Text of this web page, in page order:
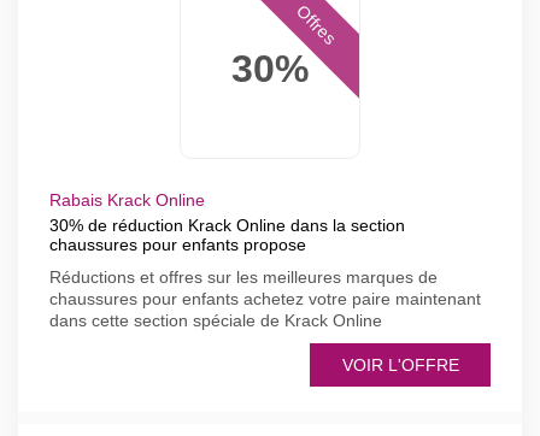
30%
Offres
Rabais Krack Online
30% de réduction Krack Online dans la section
chaussures pour enfants propose
Réductions et offres sur les meilleures marques de
chaussures pour enfants achetez votre paire maintenant
dans cette section spéciale de Krack Online
VOIR L'OFFRE